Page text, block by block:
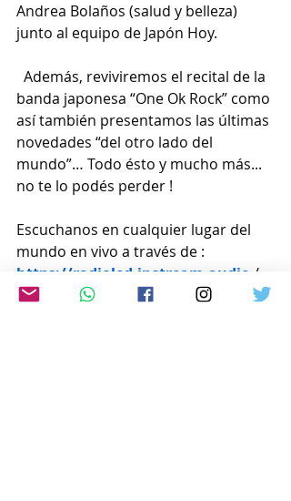
Andrea Bolaños (salud y belleza)
junto al equipo de Japón Hoy.
Además, reviviremos el recital de la
banda japonesa “One Ok Rock” como
así también presentamos las últimas
novedades “del otro lado del
mundo”… Todo ésto y mucho más...
no te lo podés perder !
Escuchanos en cualquier lugar del
mundo en vivo a través de :
https://radioled.instream.audio /